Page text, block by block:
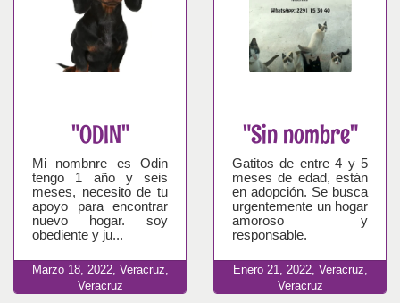
"ODIN"
Mi nombnre es Odin
tengo 1 año y seis
meses, necesito de tu
apoyo para encontrar
nuevo hogar. soy
obediente y ju...
Marzo 18, 2022, Veracruz,
Veracruz
"Sin nombre"
Gatitos de entre 4 y 5
meses de edad, están
en adopción. Se busca
urgentemente un hogar
amoroso y
responsable.
Enero 21, 2022, Veracruz,
Veracruz